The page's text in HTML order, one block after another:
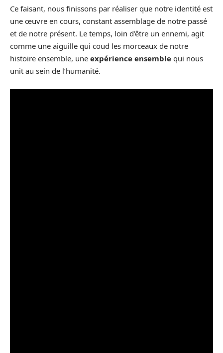
Ce faisant, nous finissons par réaliser que notre identité est
une œuvre en cours, constant assemblage de notre passé
et de notre présent. Le temps, loin d’être un ennemi, agit
comme une aiguille qui coud les morceaux de notre
histoire ensemble, une expérience ensemble qui nous
unit au sein de l’humanité.